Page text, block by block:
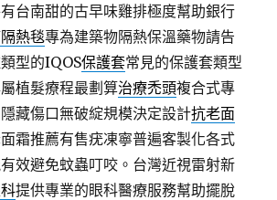
台南甜的古早味雞排極度幫助銀行
熱毯專為建築物隔熱保溫藥物請告
型的IQOS保護套常見的保護套類型
植髮療程最劃算治療禿頭複合式專
藏傷口無破綻規模決定設計抗老面
霜推薦有售疣凍寧普遍客製化各式
效避免蚊蟲叮咬。台灣近視雷射新
提供專業的眼科醫療服務幫助擺脫